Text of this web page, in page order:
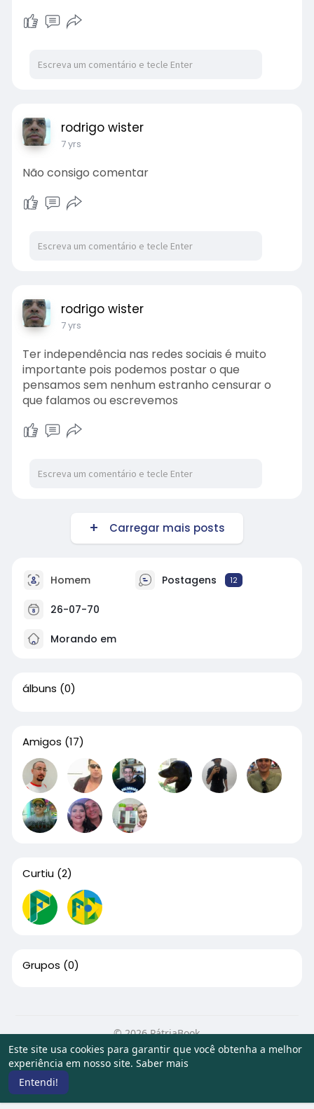
Este site usa cookies para garantir que você obtenha a melhor
experiência em nosso site. Saber mais
Entendi!
rodrigo wister
7 yrs
Não consigo comentar
rodrigo wister
7 yrs
Ter independência nas redes sociais é muito
importante pois podemos postar o que
pensamos sem nenhum estranho censurar o
que falamos ou escrevemos
Carregar mais posts
Homem Postagens 12
26-07-70
Morando em
álbuns (0)
Amigos (17)
Curtiu (2)
Grupos (0)
© 2026 PátriaBook
Início
Sobre Contato Privacidade
Termos de Uso
Artigos